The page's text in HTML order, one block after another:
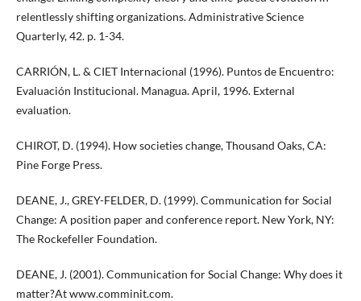
relentlessly shifting organizations. Administrative Science
Quarterly, 42. p. 1-34.
CARRIÓN, L. & CIET Internacional (1996). Puntos de Encuentro:
Evaluación Institucional. Managua. April, 1996. External
evaluation.
CHIROT, D. (1994). How societies change, Thousand Oaks, CA:
Pine Forge Press.
DEANE, J., GREY-FELDER, D. (1999). Communication for Social
Change: A position paper and conference report. New York, NY:
The Rockefeller Foundation.
DEANE, J. (2001). Communication for Social Change: Why does it
matter?At www.comminit.com.